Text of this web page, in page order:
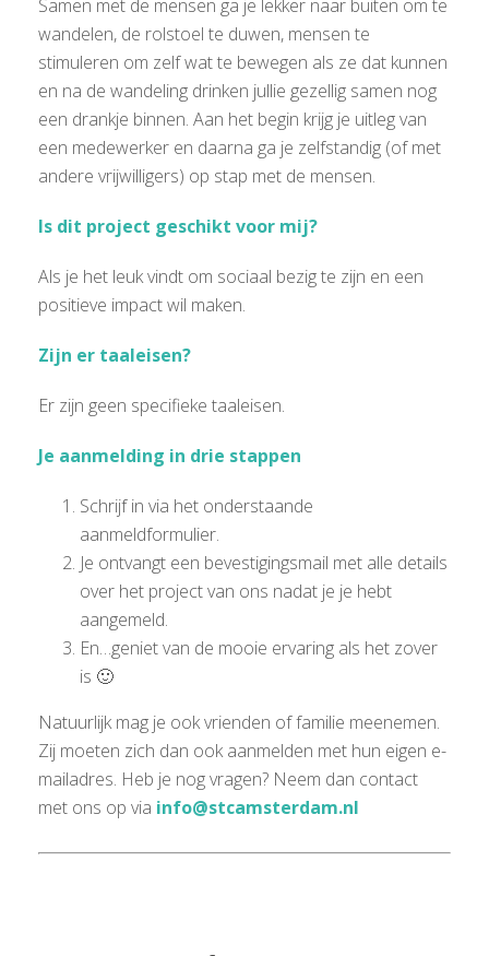
Samen met de mensen ga je lekker naar buiten om te
wandelen, de rolstoel te duwen, mensen te
stimuleren om zelf wat te bewegen als ze dat kunnen
en na de wandeling drinken jullie gezellig samen nog
een drankje binnen. Aan het begin krijg je uitleg van
een medewerker en daarna ga je zelfstandig (of met
andere vrijwilligers) op stap met de mensen.
Is dit project geschikt voor mij?
Als je het leuk vindt om sociaal bezig te zijn en een
positieve impact wil maken.
Zijn er taaleisen?
Er zijn geen specifieke taaleisen.
Je aanmelding in drie stappen
Schrijf in via het onderstaande
aanmeldformulier.
Je ontvangt een bevestigingsmail met alle details
over het project van ons nadat je je hebt
aangemeld.
En…geniet van de mooie ervaring als het zover
is 🙂
Natuurlijk mag je ook vrienden of familie meenemen.
Zij moeten zich dan ook aanmelden met hun eigen e-
mailadres. Heb je nog vragen? Neem dan contact
met ons op via info@stcamsterdam.nl